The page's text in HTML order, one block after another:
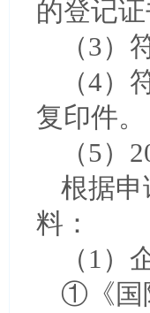
的登记
（3
（4
复印件。
（5
根据
料：
（1
①《国